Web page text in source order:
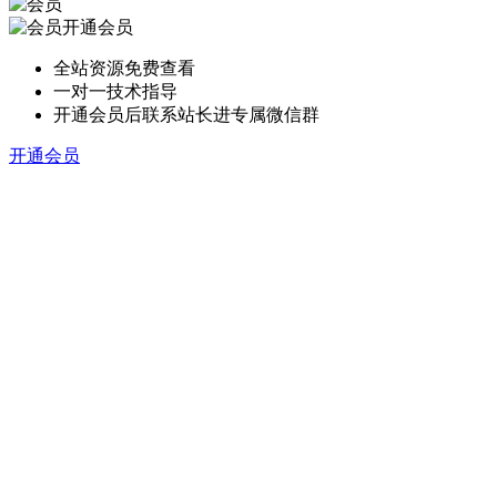
开通会员
全站资源免费查看
一对一技术指导
开通会员后联系站长进专属微信群
开通会员